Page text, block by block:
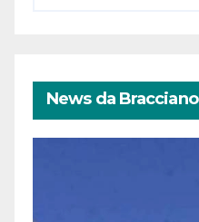
News da Bracciano